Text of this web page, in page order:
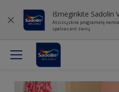
Išmėginkite Sadolin
Atsisiųskite programėlę
spalvas ant sienų